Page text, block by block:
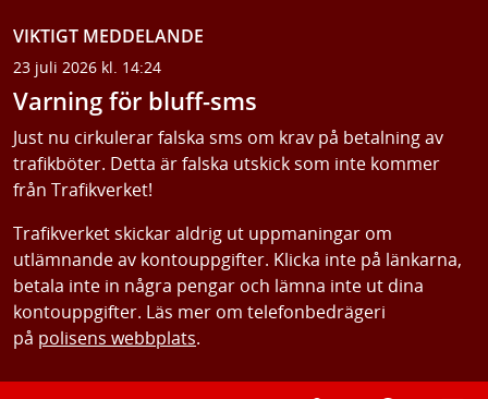
VIKTIGT MEDDELANDE
23 juli 2026 kl. 14:24
Varning för bluff-sms
Just nu cirkulerar falska sms om krav på betalning av
trafikböter. Detta är falska utskick som inte kommer
från Trafikverket!
Trafikverket skickar aldrig ut uppmaningar om
utlämnande av kontouppgifter. Klicka inte på länkarna,
betala inte in några pengar och lämna inte ut dina
kontouppgifter. Läs mer om telefonbedrägeri
på polisens webbplats.